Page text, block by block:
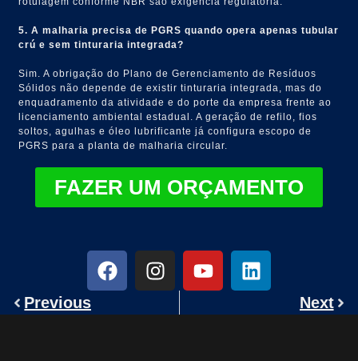
5. A malharia precisa de PGRS quando opera apenas tubular
crú e sem tinturaria integrada?
Sim. A obrigação do Plano de Gerenciamento de Resíduos
Sólidos não depende de existir tinturaria integrada, mas do
enquadramento da atividade e do porte da empresa frente ao
licenciamento ambiental estadual. A geração de refilo, fios
soltos, agulhas e óleo lubrificante já configura escopo de
PGRS para a planta de malharia circular.
FAZER UM ORÇAMENTO
Previous Next